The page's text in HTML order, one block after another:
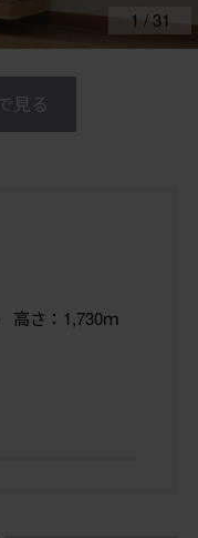
1 /31
見る
高さ：1,730ｍ